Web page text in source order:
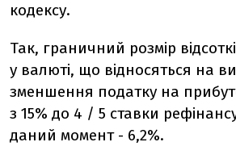
кодексу.
Так, граничний розмір
у валюті, що відносяться на
зменшення податку на
з 15% до 4 / 5 ставки
даний момент - 6,2%.